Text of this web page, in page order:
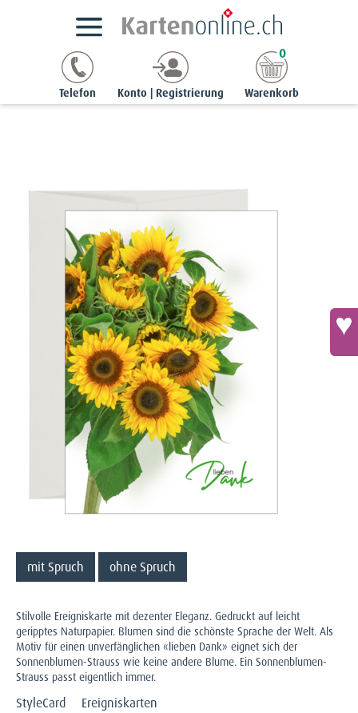
Telefon Konto | Registrierung Warenkorb
0
Ereigniskarte «lieben Dank» - Sonnenblumen-Strauss
mit Spruch ohne Spruch
Stilvolle Ereigniskarte mit dezenter Eleganz. Gedruckt auf leicht
geripptes Naturpapier. Blumen sind die schönste Sprache der Welt. Als
Motiv für einen unverfänglichen «lieben Dank» eignet sich der
Sonnenblumen-Strauss wie keine andere Blume. Ein Sonnenblumen-
Strauss passt eigentlich immer.
StyleCard Ereigniskarten